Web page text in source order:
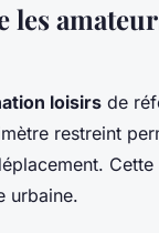
loisirs de
restreint
urbaine.